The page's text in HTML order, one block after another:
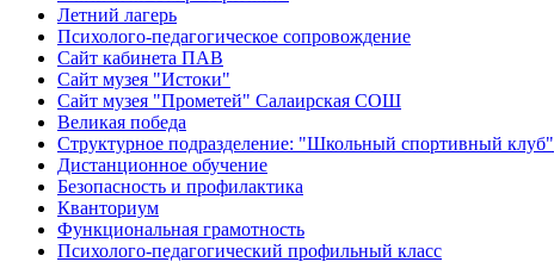
Летний лагерь
Психолого-педагогическое сопровождение
Сайт кабинета ПАВ
Сайт музея "Истоки"
Сайт музея "Прометей" Салаирская СОШ
Великая победа
Структурное подразделение: "Школьный спортивный клуб"
Дистанционное обучение
Безопасность и профилактика
Кванториум
Функциональная грамотность
Психолого-педагогический профильный класс